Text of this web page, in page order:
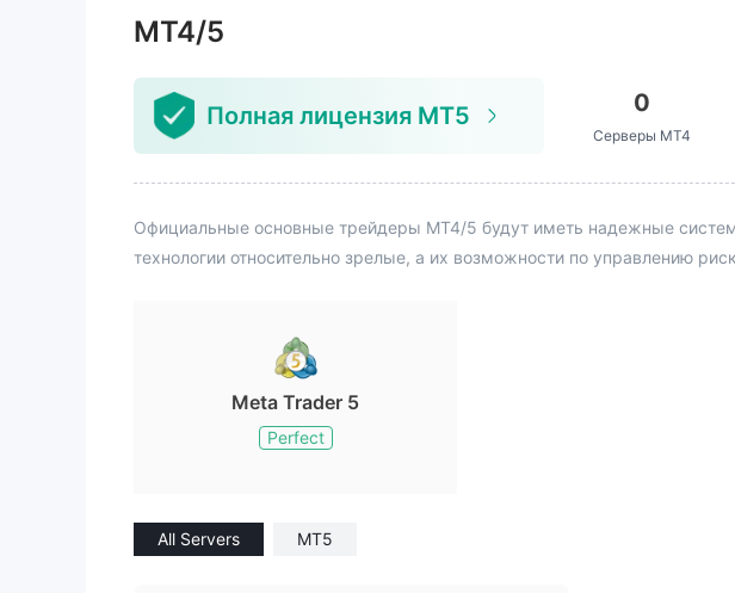
MT4/5
Полная лицензия MT5 0
Серверы MT4
Официальные основные трейдеры MT4/5 будут иметь надежные
технологии относительно зрелые, а их возможности по управлению
Meta Trader 5
Perfect
All Servers MT5